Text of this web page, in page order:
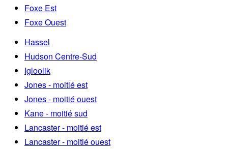
Foxe Est
Foxe Ouest
Hassel
Hudson Centre-Sud
Igloolik
Jones - moitié est
Jones - moitié ouest
Kane - moitié sud
Lancaster - moitié est
Lancaster - moitié ouest